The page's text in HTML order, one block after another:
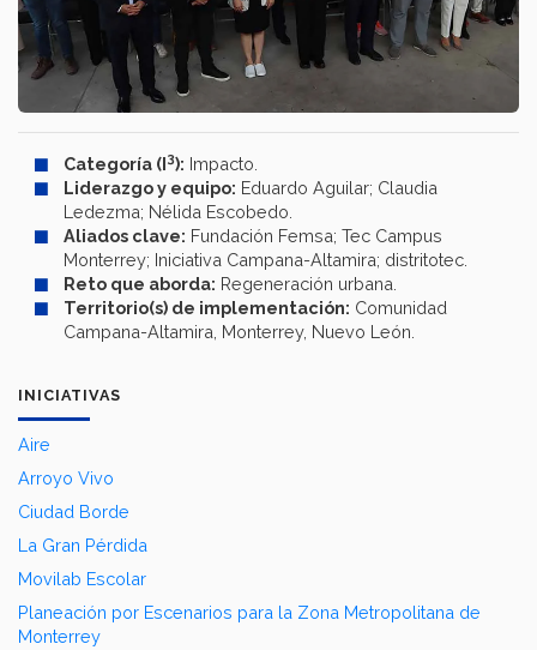
Categoría (I3): Impacto.
Liderazgo y equipo: Eduardo Aguilar; Claudia
Ledezma; Nélida Escobedo.
Aliados clave: Fundación Femsa; Tec Campus
Monterrey; Iniciativa Campana-Altamira; distritotec.
Reto que aborda: Regeneración urbana.
Territorio(s) de implementación: Comunidad
Campana-Altamira, Monterrey, Nuevo León.
INICIATIVAS
Aire
Arroyo Vivo
Ciudad Borde
La Gran Pérdida
Movilab Escolar
Planeación por Escenarios para la Zona Metropolitana de
Monterrey